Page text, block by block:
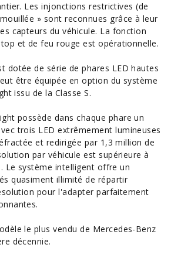
Les injonctions restrictives (de
» sont reconnues grâce à leur
capteurs du véhicule. La fonction
et de feu rouge est opérationnelle.
dotée de série de phares LED hautes
être équipée en option du système
issu de la Classe S.
possède dans chaque phare un
trois LED extrêmement lumineuses
et redirigée par 1,3 million de
par véhicule est supérieure à
Le système intelligent offre un
quasiment illimité de répartir
pour l'adapter parfaitement
le plus vendu de Mercedes-Benz
décennie.